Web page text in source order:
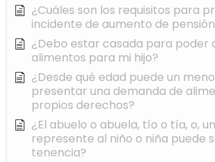
¿Cuáles son los requisitos para
incidente de aumento de
¿Debo estar casada para poder
alimentos para mi hijo?
¿Desde qué edad puede un
presentar una demanda de
propios derechos?
¿El abuelo o abuela, tío o tía, o,
represente al niño o niña puede
tenencia?